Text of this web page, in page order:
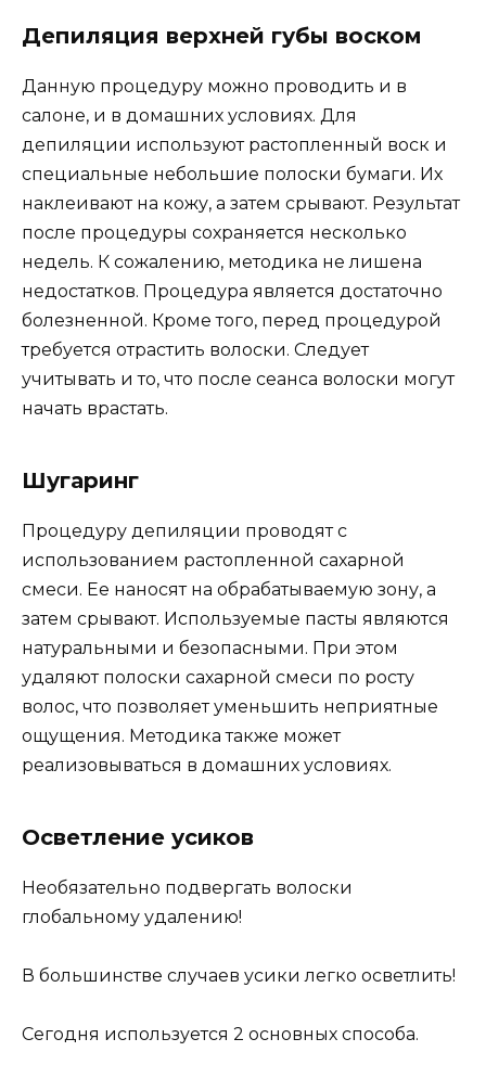
Депиляция верхней губы воском
Данную процедуру можно проводить и в
салоне, и в домашних условиях. Для
депиляции используют растопленный воск и
специальные небольшие полоски бумаги. Их
наклеивают на кожу, а затем срывают. Результат
после процедуры сохраняется несколько
недель. К сожалению, методика не лишена
недостатков. Процедура является достаточно
болезненной. Кроме того, перед процедурой
требуется отрастить волоски. Следует
учитывать и то, что после сеанса волоски могут
начать врастать.
Шугаринг
Процедуру депиляции проводят с
использованием растопленной сахарной
смеси. Ее наносят на обрабатываемую зону, а
затем срывают. Используемые пасты являются
натуральными и безопасными. При этом
удаляют полоски сахарной смеси по росту
волос, что позволяет уменьшить неприятные
ощущения. Методика также может
реализовываться в домашних условиях.
Осветление усиков
Необязательно подвергать волоски
глобальному удалению!
В большинстве случаев усики легко осветлить!
Сегодня используется 2 основных способа.